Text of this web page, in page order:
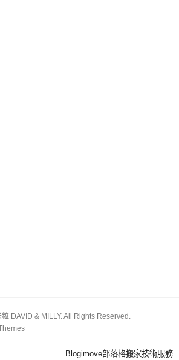
DAVID & MILLY. All Rights Reserved.
Blogimove部落格搬家技術服務